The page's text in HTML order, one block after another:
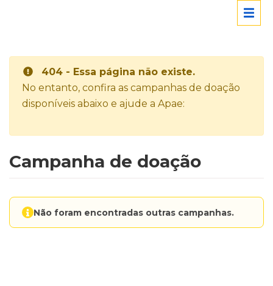
404 - Essa página não existe.
No entanto, confira as campanhas de doação
disponíveis abaixo e ajude a Apae:
Campanha de doação
Não foram encontradas outras campanhas.